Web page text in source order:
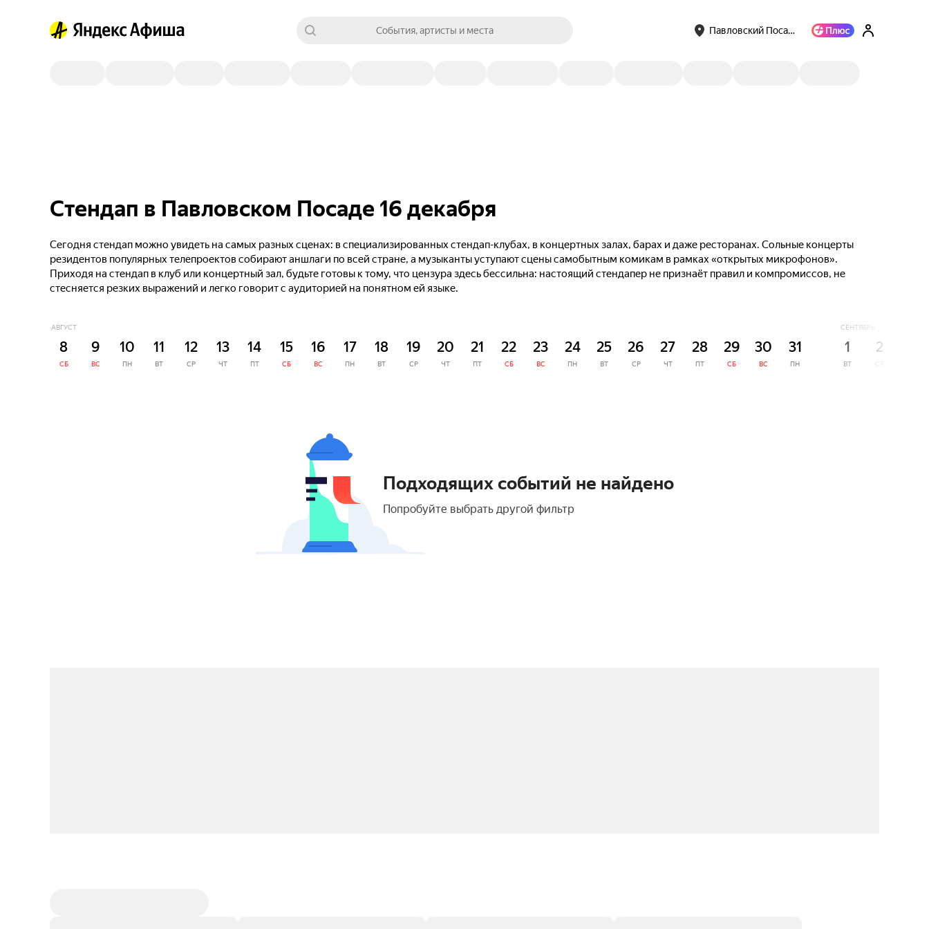
События, артисты и места Павловский Поса…
Стендап в Павловском Посаде 16 декабря
Сегодня стендап можно увидеть на самых разных сценах: в специализированных стендап-клубах, в концертных залах, барах и даже ресторанах. Сольные концерты
резидентов популярных телепроектов собирают аншлаги по всей стране, а музыканты уступают сцены самобытным комикам в рамках «открытых микрофонов».
Приходя на стендап в клуб или концертный зал, будьте готовы к тому, что цензура здесь бессильна: настоящий стендапер не признаёт правил и компромиссов, не
стесняется резких выражений и легко говорит с аудиторией на понятном ей языке.
АВГУСТ
8
СБ
9
ВС
10
ПН
11
ВТ
12
СР
13
ЧТ
14
ПТ
15
СБ
16
ВС
17
ПН
18
ВТ
19
СР
20
ЧТ
21
ПТ
22
СБ
23
ВС
24
ПН
25
ВТ
26
СР
27
ЧТ
28
ПТ
29
СБ
30
ВС
31
ПН
СЕНТЯБРЬ
1
ВТ
2
Подходящих событий не найдено
Попробуйте выбрать другой фильтр